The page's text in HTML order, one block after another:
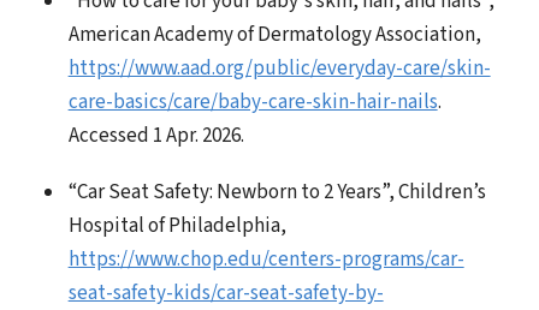
American Academy of Dermatology Association,
https://www.aad.org/public/everyday-care/skin-
care-basics/care/baby-care-skin-hair-nails.
Accessed 1 Apr. 2026.
“Car Seat Safety: Newborn to 2 Years”, Children’s
Hospital of Philadelphia,
https://www.chop.edu/centers-programs/car-
seat-safety-kids/car-seat-safety-by-